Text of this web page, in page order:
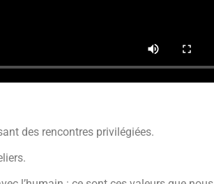
des rencontres privilégiées.